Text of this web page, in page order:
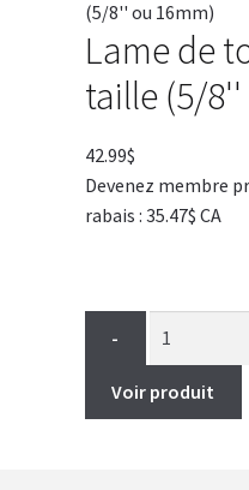
Lame de
taille (5/
42.99$
Devenez membre
rabais : 35.47$ CA
-
Voir produit